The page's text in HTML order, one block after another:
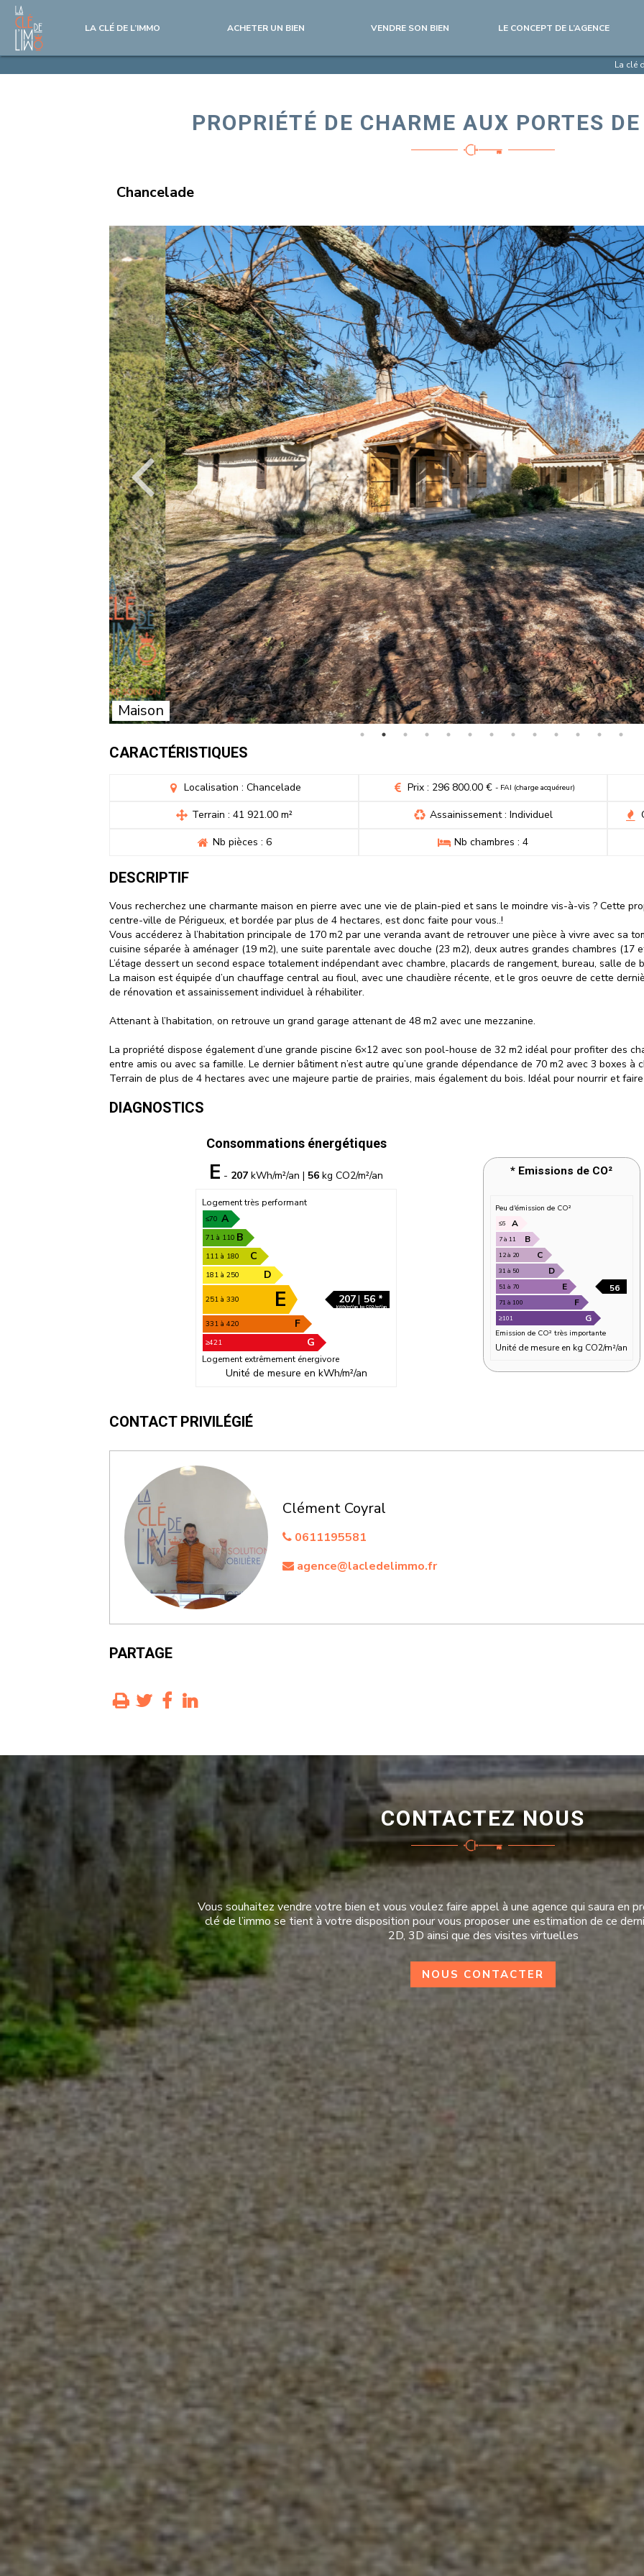
LA CLÉ DE L’IMMO ACHETER UN BIEN VENDRE SON BIEN LE CONCEPT DE L’AGENCE
La clé
PROPRIÉTÉ DE CHARME AUX PORTES
Chancelade
Maison
CARACTÉRISTIQUES
Localisation : Chancelade Prix : 296 800.00 € - FAI (charge acquéreur)
Terrain : 41 921.00 m²
Assainissement : Individuel
Nb pièces : 6
Nb chambres : 4
DESCRIPTIF
Vous recherchez une charmante maison en pierre avec une vie de plain-pied et sans le moindre vis-à-vis ? Cette
centre-ville de Périgueux, et bordée par plus de 4 hectares, est donc faite pour vous..!
Vous accéderez à l’habitation principale de 170 m2 par une veranda avant de retrouver une pièce à vivre avec sa
cuisine séparée à aménager (19 m2), une suite parentale avec douche (23 m2), deux autres grandes chambres (17
L’étage dessert un second espace totalement indépendant avec chambre, placards de rangement, bureau, salle de
La maison est équipée d’un chauffage central au fioul, avec une chaudière récente, et le gros oeuvre de cette
de rénovation et assainissement individuel à réhabiliter.
Attenant à l’habitation, on retrouve un grand garage attenant de 48 m2 avec une mezzanine.
La propriété dispose également d’une grande piscine 6×12 avec son pool-house de 32 m2 idéal pour profiter des
entre amis ou avec sa famille. Le dernier bâtiment n’est autre qu’une grande dépendance de 70 m2 avec 3 boxes à
Terrain de plus de 4 hectares avec une majeure partie de prairies, mais également du bois. Idéal pour nourrir et
DIAGNOSTICS
Consommations énergétiques
E - 207 kWh/m²/an | 56 kg CO2/m²/an
Logement très performant
≤70 A
71 à 110 B
111 à 180 C
181 à 250 D
251 à 330 E 207
kWh/m²/an
| 56 *
kg CO2/m²/an
331 à 420 F
≥421 G
Logement extrêmement énergivore
Unité de mesure en kWh/m²/an
CONTACT PRIVILÉGIÉ
Clément Coyral
0611195581
agence@lacledelimmo.fr
PARTAGE
CONTACTEZ NOUS
Vous souhaitez vendre votre bien et vous voulez faire appel à une agence qui saura en
clé de l’immo se tient à votre disposition pour vous proposer une estimation de ce
2D, 3D ainsi que des visites virtuelles
NOUS CONTACTER